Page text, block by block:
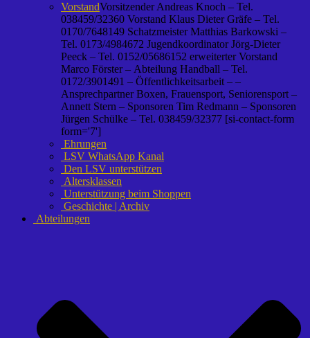
VorstandVorsitzender Andreas Knoch – Tel.
038459/32360 Vorstand Klaus Dieter Gräfe – Tel.
0170/7648149 Schatzmeister Matthias Barkowski –
Tel. 0173/4984672 Jugendkoordinator Jörg-Dieter
Peeck – Tel. 0152/05686152 erweiterter Vorstand
Marco Förster – Abteilung Handball – Tel.
0172/3901491 – Öffentlichkeitsarbeit – –
Ansprechpartner Boxen, Frauensport, Seniorensport –
Annett Stern – Sponsoren Tim Redmann – Sponsoren
Jürgen Schülke – Tel. 038459/32377 [si-contact-form
form='7']
Ehrungen
LSV WhatsApp Kanal
Den LSV unterstützen
Altersklassen
Unterstützung beim Shoppen
Geschichte | Archiv
Abteilungen